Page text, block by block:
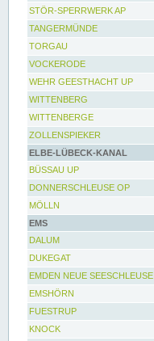
STÖR-SPERRWERK AP
TANGERMÜNDE
TORGAU
VOCKERODE
WEHR GEESTHACHT UP
WITTENBERG
WITTENBERGE
ZOLLENSPIEKER
ELBE-LÜBECK-KANAL
BÜSSAU UP
DONNERSCHLEUSE OP
MÖLLN
EMS
DALUM
DUKEGAT
EMDEN NEUE SEESCHLEUSE
EMSHÖRN
FUESTRUP
KNOCK